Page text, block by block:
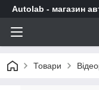
Autolab - магазин
Товари